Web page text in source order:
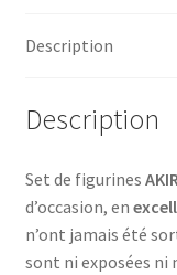
Description
Description
Set de figurines
d’occasion, en
n’ont jamais été
sont ni exposées ni